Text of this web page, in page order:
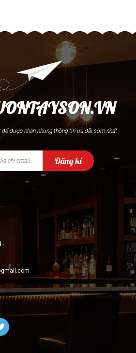
để được nhận nhưng thông tin ưu đãi sớm nhất
Đăng kí
.